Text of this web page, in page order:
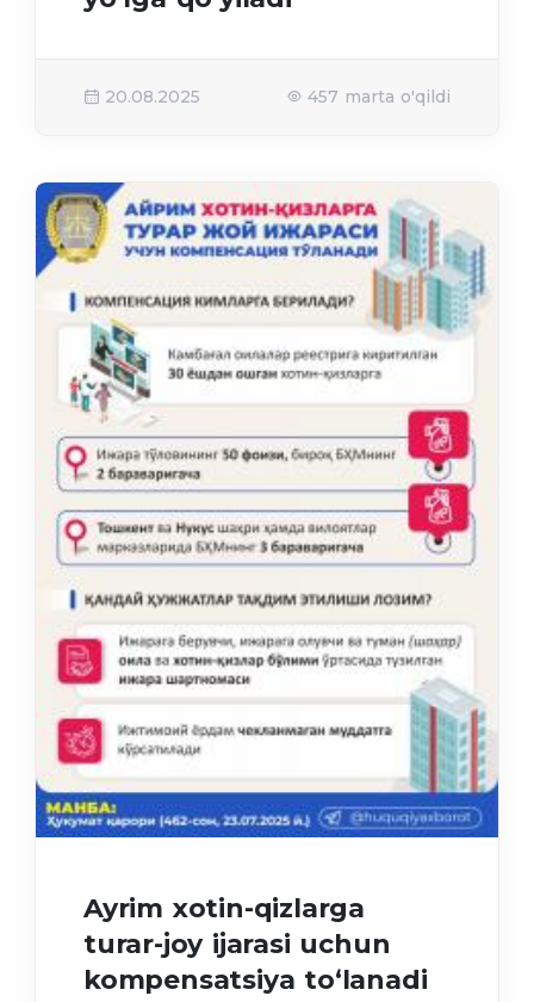
20.08.2025 457 marta o'qildi
Ayrim xotin-qizlarga
turar-joy ijarasi uchun
kompensatsiya to‘lanadi